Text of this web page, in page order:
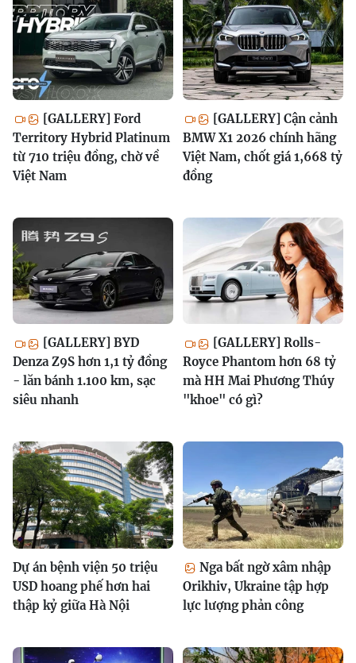
[GALLERY] Ford
Territory Hybrid Platinum
từ 710 triệu đồng, chờ về
Việt Nam
[GALLERY] Cận cảnh
BMW X1 2026 chính hãng
Việt Nam, chốt giá 1,668 tỷ
đồng
[GALLERY] BYD
Denza Z9S hơn 1,1 tỷ đồng
- lăn bánh 1.100 km, sạc
siêu nhanh
[GALLERY] Rolls-
Royce Phantom hơn 68 tỷ
mà HH Mai Phương Thúy
"khoe" có gì?
Dự án bệnh viện 50 triệu
USD hoang phế hơn hai
thập kỷ giữa Hà Nội
Nga bất ngờ xâm nhập
Orikhiv, Ukraine tập hợp
lực lượng phản công